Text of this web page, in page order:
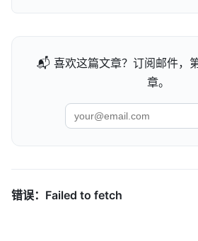
📬 喜欢这篇文章？订阅邮件，
章。